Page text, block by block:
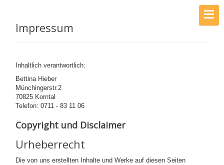
Impressum
Inhaltlich verantwortlich:
Bettina Hieber
Münchingerstr.2
70825 Korntal
Telefon: 0711 - 83 11 06
Copyright und Disclaimer
Urheberrecht
Die von uns erstellten Inhalte und Werke auf diesen Seiten